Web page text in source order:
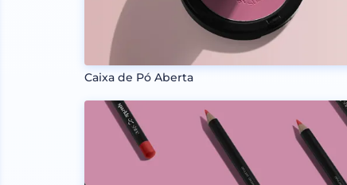
Caixa de Pó Aberta